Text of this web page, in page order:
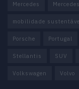
Mercedes
mobilidade
Porsche Portugal
Stellantis SUV
Volkswagen Volvo